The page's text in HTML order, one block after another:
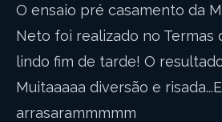
O ensaio pré casamento da
Neto foi realizado no Termas
lindo fim de tarde! O
Muitaaaaa diversão e
arrasarammmmm